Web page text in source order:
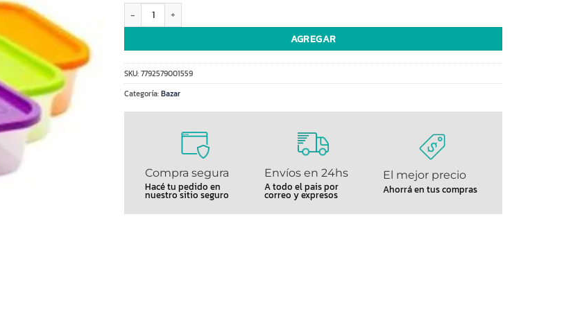
Hermetico rectangular 5lt s/fechador Yesi (91559) cantidad
AGREGAR
SKU:7792579001559
Categoría:Bazar
Compra segura
Hacé tu pedido en
nuestro sitio seguro
Envíos en 24hs
A todo el pais por
correo y expresos
El mejor precio
Ahorrá en tus compras